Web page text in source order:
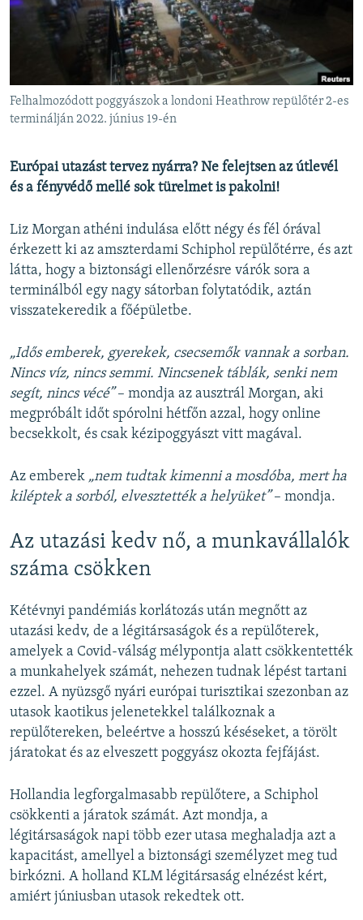
EURÓPAI UNIÓ
KLÍMAVÁLTOZÁS
A MÚLT TANULSÁGAI
Valamennyi RFE/RL weboldal
Felhalmozódott poggyászok a londoni Heathrow repülőtér 2-es
terminálján 2022. június 19-én
Európai utazást tervez nyárra? Ne felejtsen az útlevél
és a fényvédő mellé sok türelmet is pakolni!
Liz Morgan athéni indulása előtt négy és fél órával
érkezett ki az amszterdami Schiphol repülőtérre, és azt
látta, hogy a biztonsági ellenőrzésre várók sora a
terminálból egy nagy sátorban folytatódik, aztán
visszatekeredik a főépületbe.
„Idős emberek, gyerekek, csecsemők vannak a sorban.
Nincs víz, nincs semmi. Nincsenek táblák, senki nem
segít, nincs vécé”– mondja az ausztrál Morgan, aki
megpróbált időt spórolni hétfőn azzal, hogy online
becsekkolt, és csak kézipoggyászt vitt magával.
Az emberek „nem tudtak kimenni a mosdóba, mert ha
kiléptek a sorból, elvesztették a helyüket”– mondja.
Az utazási kedv nő, a munkavállalók
száma csökken
Kétévnyi pandémiás korlátozás után megnőtt az
utazási kedv, de a légitársaságok és a repülőterek,
amelyek a Covid-válság mélypontja alatt csökkentették
a munkahelyek számát, nehezen tudnak lépést tartani
ezzel. A nyüzsgő nyári európai turisztikai szezonban az
utasok kaotikus jelenetekkel találkoznak a
repülőtereken, beleértve a hosszú késéseket, a törölt
járatokat és az elveszett poggyász okozta fejfájást.
Hollandia legforgalmasabb repülőtere, a Schiphol
csökkenti a járatok számát. Azt mondja, a
légitársaságok napi több ezer utasa meghaladja azt a
kapacitást, amellyel a biztonsági személyzet meg tud
birkózni. A holland KLM légitársaság elnézést kért,
amiért júniusban utasok rekedtek ott.